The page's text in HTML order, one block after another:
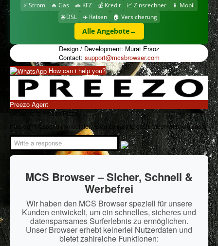
My Account
Download Menu
Cookies Information
⚡ Strom 🔥 Gas 🚗 KFZ 💰 Kredit 📈 Zinsrechner
📱 Mobil
🌐 DSL
✈️ Reisen 🏠 Versicherung
Alle Angebote→
Design / Development: Murat Ersöz
Contact: support@mcsbrowser.com
How can i help you?
Preezo Agent
Welcome to Preezo Pizza!
If we don't respond immediately, we'll be sure to get in touch with you soon.
MCS Browser – Sicher, Schnell &
Werbefrei
Wir haben den MCS Browser speziell für unsere
Kunden entwickelt, um ein schnelles, sicheres und
datensparsames Surferlebnis zu ermöglichen.
Unser Browser erhebt keinerlei Nutzerdaten und
bietet zahlreiche Funktionen: